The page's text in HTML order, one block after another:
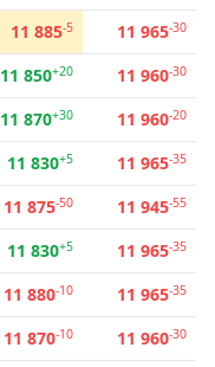
11 885-5 11 965-30
11 850+20 11 960-30
11 870+30 11 960-20
11 830+5 11 965-35
11 875-50 11 945-55
11 830+5 11 965-35
11 880-10 11 965-35
11 870-10 11 960-30